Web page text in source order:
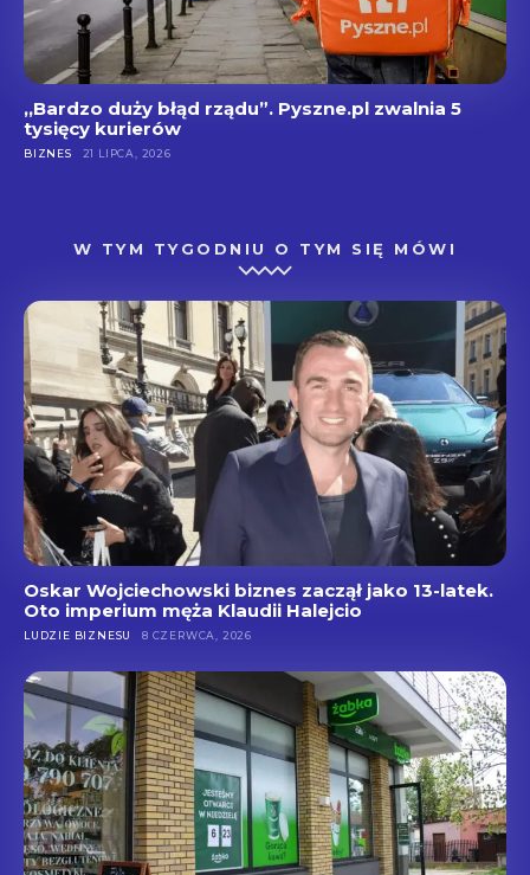
,,Bardzo duży błąd rządu”. Pyszne.pl zwalnia 5
tysięcy kurierów
BIZNES 21 LIPCA, 2026
W TYM TYGODNIU O TYM SIĘ MÓWI
Oskar Wojciechowski biznes zaczął jako 13-latek.
Oto imperium męża Klaudii Halejcio
LUDZIE BIZNESU 8 CZERWCA, 2026